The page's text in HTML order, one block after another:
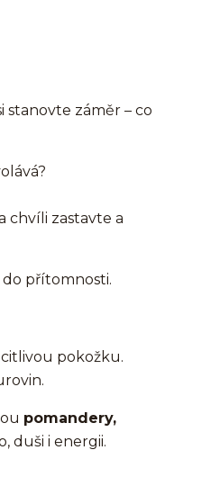
stanovte záměr – co
chvíli zastavte a
přítomnosti.
pokožku.
pomandery,
duši i energii.